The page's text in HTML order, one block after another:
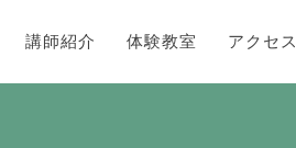
講師紹介 体験教室 アクセス